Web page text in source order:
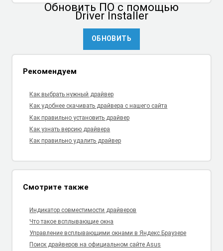
Обновить ПОс помощью
Driver Installer
ОБНОВИТЬ
Рекомендуем
Как выбрать нужный драйвер
Как удобнее скачивать драйвера с нашего сайта
Как правильно установить драйвер
Как узнать версию драйвера
Как правильно удалить драйвер
Смотрите также
Индикатор совместимости драйверов
Что такое всплывающие окна
Управление всплывающими окнами в Яндекс.Браузере
Поиск драйверов на официальном сайте Asus